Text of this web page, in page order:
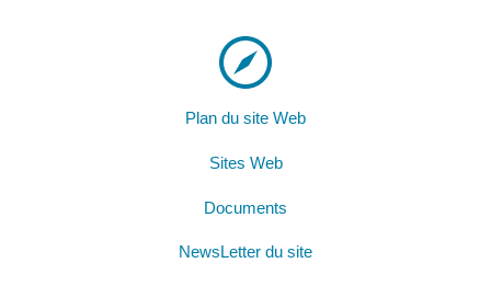
Plan du site Web
Sites Web
Documents
NewsLetter du site